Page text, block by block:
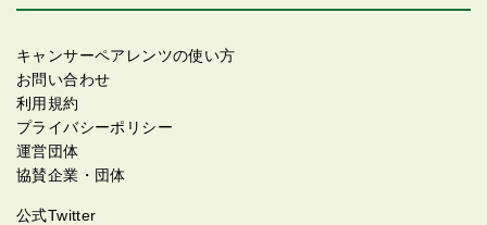
キャンサーペアレンツの使い方
お問い合わせ
利用規約
プライバシーポリシー
運営団体
協賛企業・団体
公式Twitter